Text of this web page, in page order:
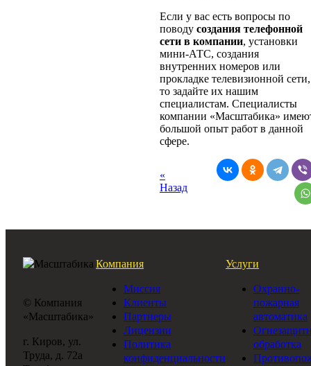
Если у вас есть вопросы по
поводу создания телефонной
сети в компании, установки
мини-АТС, создания
внутренних номеров или
прокладке телевизионной сети,
то задайте их нашим
специалистам. Специалисты
компании «Масштабика»
большой опыт работ в данной
сфере.
«
Назад
© Компания
«Масштабика»
г. Киров, ул.
Труда, д. 72а
Компания
Миссия
Клиенты
Партнеры
Лицензии
Политика
конфиденциальности
Услуги
Охранно-
пожарная
автоматика
обработка